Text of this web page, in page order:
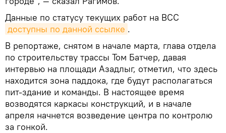
Данные по статусу текущих работ на BCC
доступны по данной ссылке .
В репортаже, снятом в начале марта, глава отдела
по строительству трассы Том Батчер, давая
интервью на площади Азадлыг, отметил, что здесь
находится зона паддока, где будут располагаться
пит-здание и команды. В настоящее время
возводятся каркасы конструкций, и в начале
апреля начнется возведение центра по контролю
за гонкой.